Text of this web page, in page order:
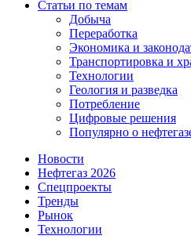
Статьи по темам
Добыча
Переработка
Экономика и
Транспортировка и
Технологии
Геология и разведка
Потребление
Цифровые решения
Популярно о
Новости
Нефтегаз 2026
Спецпроекты
Тренды
Рынок
Технологии